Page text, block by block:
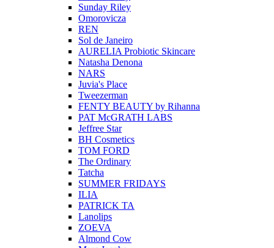
Sunday Riley
Omorovicza
REN
Sol de Janeiro
AURELIA Probiotic Skincare
Natasha Denona
NARS
Juvia's Place
Tweezerman
FENTY BEAUTY by Rihanna
PAT McGRATH LABS
Jeffree Star
BH Cosmetics
TOM FORD
The Ordinary
Tatcha
SUMMER FRIDAYS
ILIA
PATRICK TA
Lanolips
ZOEVA
Almond Cow